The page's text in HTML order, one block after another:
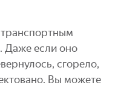
Даже если оно
сгорело,
Вы можете